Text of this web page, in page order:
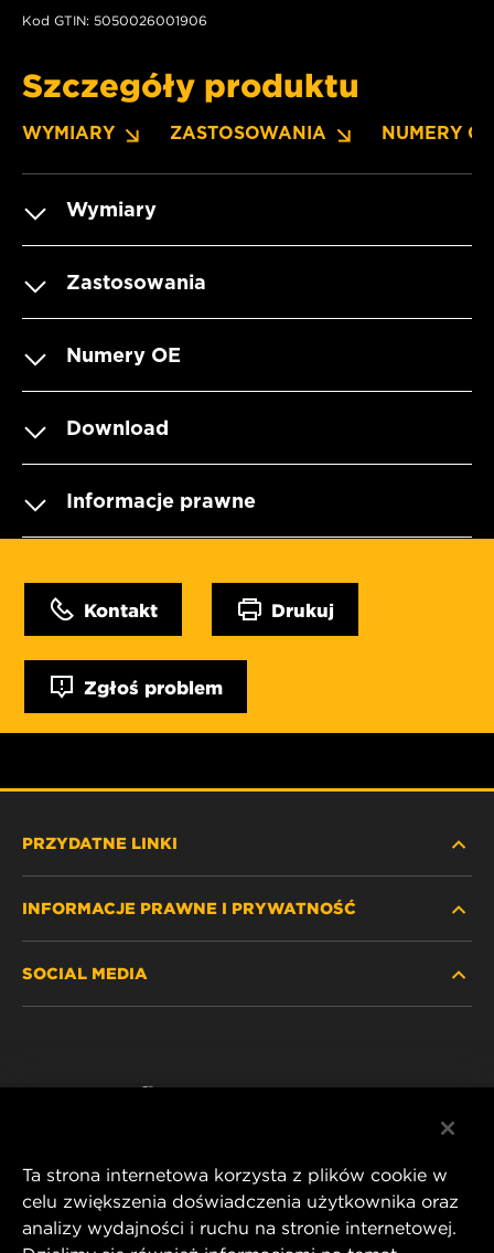
Kod GTIN: 5050026001906
Szczegóły produktu
WYMIARY ZASTOSOWANIA NUMERY OE
Wymiary
Zastosowania
Numery OE
Download
Informacje prawne
Kontakt Drukuj
Zgłoś problem
PRZYDATNE LINKI
GDZIE KUPIĆ
INFORMACJE PRAWNE I PRYWATNOŚĆ
SOCIAL MEDIA
MANN+HUMMEL FT Poland
Ta strona internetowa korzysta z plików cookie w
celu zwiększenia doświadczenia użytkownika oraz
analizy wydajności i ruchu na stronie internetowej.